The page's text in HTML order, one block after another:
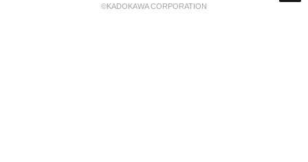
©KADOKAWA CORPORATION